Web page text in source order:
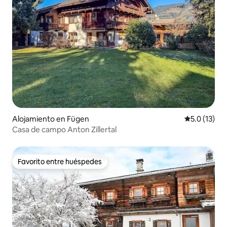
Alojamiento en Fügen Calificación
5.0 (13)
Casa de campo Anton Zillertal
Favorito entre huéspedes
Favorito entre huéspedes